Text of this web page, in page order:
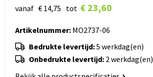
vanaf € 14,75 tot € 23,60
Artikelnummer:MO2737-06
Bedrukte levertijd:5 werkdag(en)
Onbedrukte levertijd: 2 werkdag(en)